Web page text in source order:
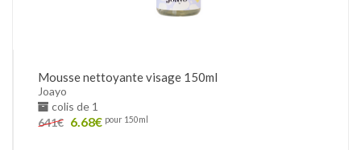
Mousse nettoyante visage 150ml
Joayo
colis de 1
641€ 6.68€ pour 150ml